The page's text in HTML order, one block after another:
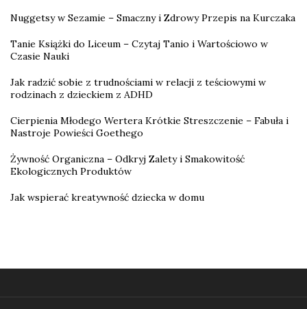
Nuggetsy w Sezamie – Smaczny i Zdrowy Przepis na Kurczaka
Tanie Książki do Liceum – Czytaj Tanio i Wartościowo w
Czasie Nauki
Jak radzić sobie z trudnościami w relacji z teściowymi w
rodzinach z dzieckiem z ADHD
Cierpienia Młodego Wertera Krótkie Streszczenie – Fabuła i
Nastroje Powieści Goethego
Żywność Organiczna – Odkryj Zalety i Smakowitość
Ekologicznych Produktów
Jak wspierać kreatywność dziecka w domu